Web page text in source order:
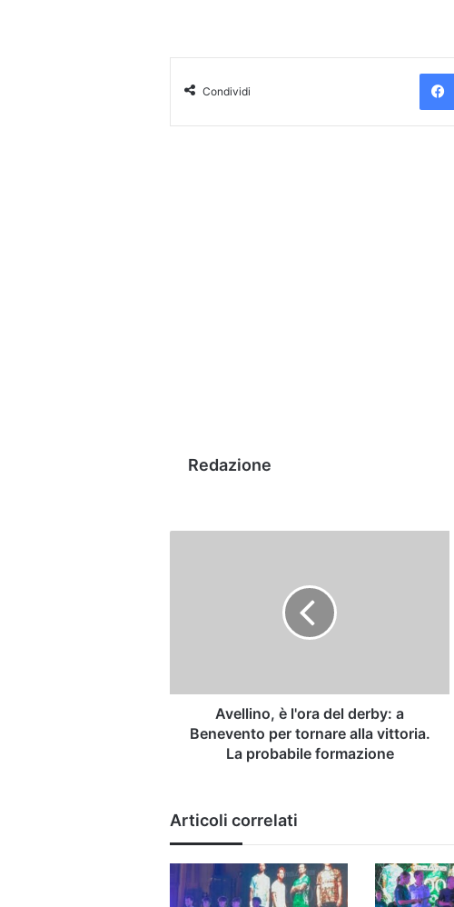
Condividi
Redazione
tornare
vittoria.
Avellino, è l'ora del derby: a
Benevento per tornare alla vittoria.
La probabile formazione
Articoli correlati